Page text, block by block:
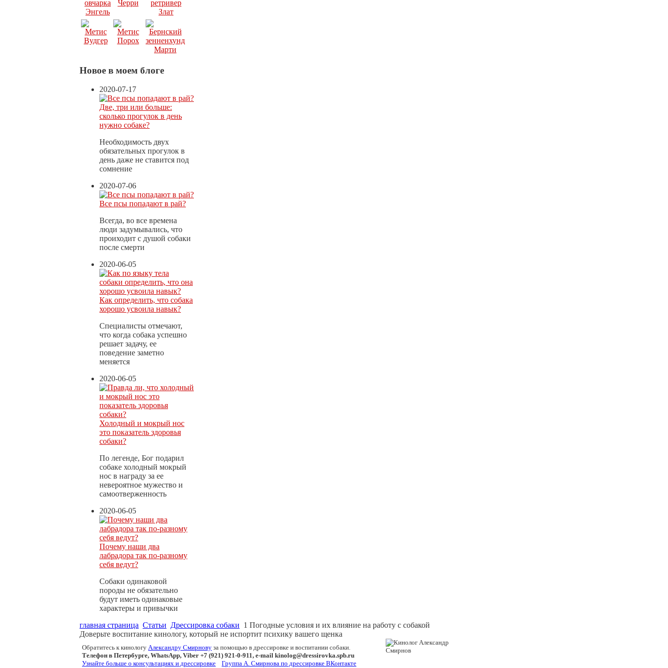
Новое в моем блоге
2020-07-17
Две, три или больше:
сколько прогулок в день
нужно собаке?
Необходимость двух
обязательных прогулок в
день даже не ставится под
сомнение
2020-07-06
Все псы попадают в рай?
Всегда, во все времена
люди задумывались, что
проиходит с душой собаки
после смерти
2020-06-05
Как определить, что собака
хорошо усвоила навык?
Специалисты отмечают,
что когда собака успешно
решает задачу, ее
поведение заметно
меняется
2020-06-05
Холодный и мокрый нос
это показатель здоровья
собаки?
По легенде, Бог подарил
собаке холодный мокрый
нос в награду за ее
невероятное мужество и
самоотверженность
2020-06-05
Почему наши два
лабрадора так по-разному
себя ведут?
Собаки одинаковой
породы не обязательно
будут иметь одинаковые
характеры и привычки
главная страница Статьи Дрессировка собаки 1 Погодные условия и их влияние на работу с собакой
Доверьте воспитание кинологу, который не испортит психику вашего щенка
Обратитесь к кинологу Александру Смирнову за помощью в дрессировке и воспитании собаки.
Телефон в Петербурге, WhatsApp, Viber +7 (921) 921-0-911, e-mail kinolog@dressirovka.spb.ru
Узнайте больше о консультациях и дрессировке
Группа А. Смирнова по дрессировке ВКонтакте